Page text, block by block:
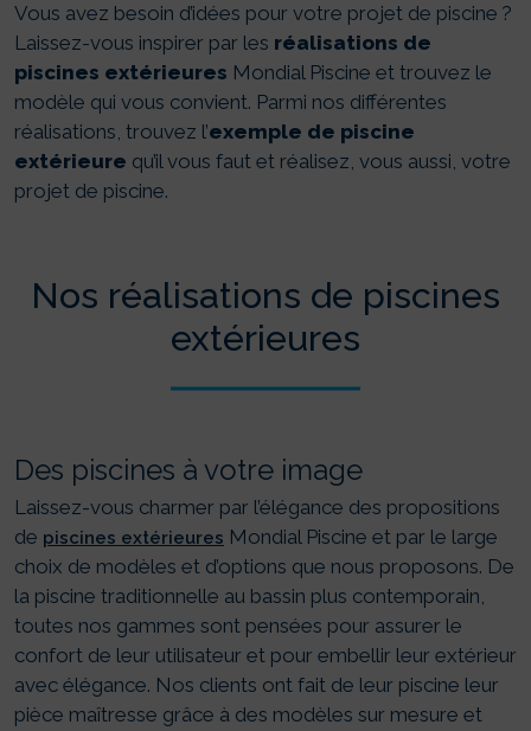
Vous avez besoin d’idées pour votre projet de piscine ?
Laissez-vous inspirer par les réalisations de
piscines extérieures Mondial Piscine et trouvez le
modèle qui vous convient. Parmi nos différentes
réalisations, trouvez l’exemple de piscine
extérieure qu’il vous faut et réalisez, vous aussi, votre
projet de piscine.
Nos réalisations de piscines
extérieures
Des piscines à votre image
Laissez-vous charmer par l’élégance des propositions
de piscines extérieures Mondial Piscine et par le large
choix de modèles et d’options que nous proposons. De
la piscine traditionnelle au bassin plus contemporain,
toutes nos gammes sont pensées pour assurer le
confort de leur utilisateur et pour embellir leur extérieur
avec élégance. Nos clients ont fait de leur piscine leur
pièce maîtresse grâce à des modèles sur mesure et